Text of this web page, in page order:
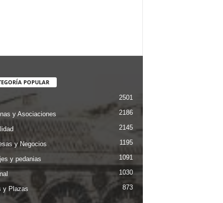
POPULAR
2501
y Asociaciones 2186
2145
y Negocios 1195
y pedanias 1091
1030
y Plazas 873